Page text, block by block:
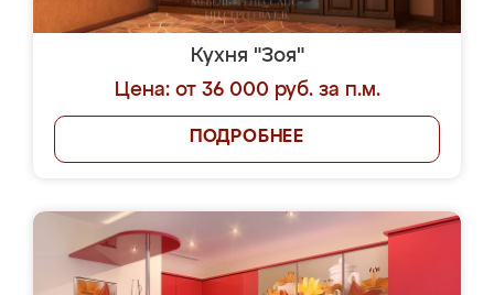
Кухня "Зоя"
Цена: от 36 000 руб. за п.м.
ПОДРОБНЕЕ